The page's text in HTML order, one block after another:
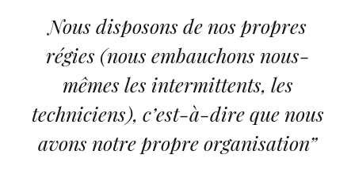
Nous disposons de nos propres
régies (nous embauchons nous-
mêmes les intermittents, les
techniciens), c’est-à-dire que nous
avons notre propre organisation”